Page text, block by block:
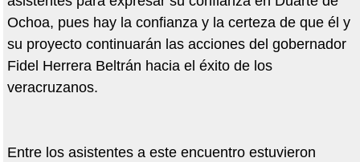
Ochoa, pues hay la confianza y la certeza de que él y
su proyecto continuarán las acciones del gobernador
Fidel Herrera Beltrán hacia el éxito de los
veracruzanos.
Entre los asistentes a este encuentro estuvieron